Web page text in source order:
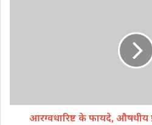
आरग्वधारिष्ट के फायदे, औषधीय